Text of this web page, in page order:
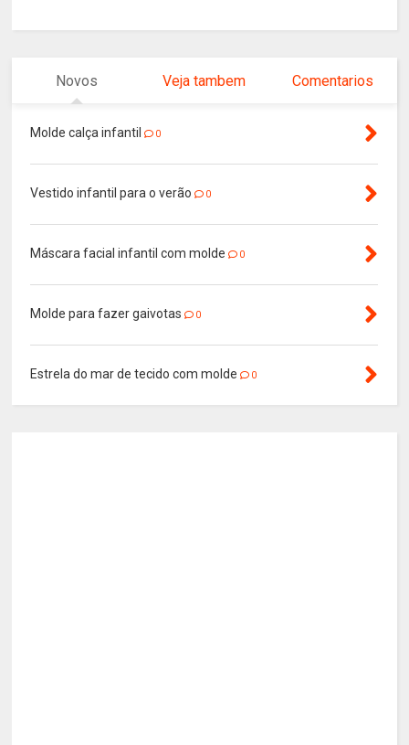
Novos Veja tambem Comentarios
Molde calça infantil 0
Vestido infantil para o verão 0
Máscara facial infantil com molde 0
Molde para fazer gaivotas 0
Estrela do mar de tecido com molde 0